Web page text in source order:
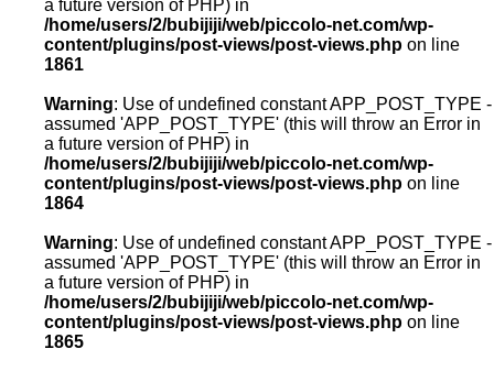
a future version of PHP) in
/home/users/2/bubijiji/web/piccolo-net.com/wp-
content/plugins/post-views/post-views.php on line
1861
Warning: Use of undefined constant APP_POST_TYPE -
assumed 'APP_POST_TYPE' (this will throw an Error in
a future version of PHP) in
/home/users/2/bubijiji/web/piccolo-net.com/wp-
content/plugins/post-views/post-views.php on line
1864
Warning: Use of undefined constant APP_POST_TYPE -
assumed 'APP_POST_TYPE' (this will throw an Error in
a future version of PHP) in
/home/users/2/bubijiji/web/piccolo-net.com/wp-
content/plugins/post-views/post-views.php on line
1865